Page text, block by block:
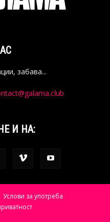
забава...
И НА:
Услови за употреба